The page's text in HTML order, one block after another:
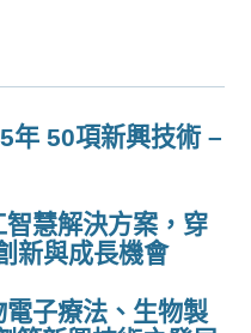
50項新興技術 –
慧解決方案，穿
新與成長機會
子療法、生物製